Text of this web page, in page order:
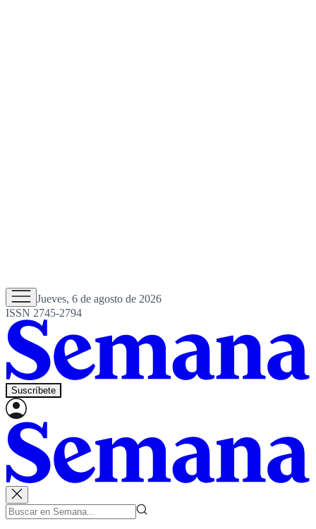
Jueves, 6 de agosto de 2026
ISSN 2745-2794
Suscríbete